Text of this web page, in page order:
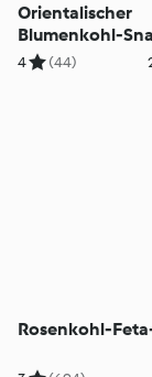
Orientalischer
Blumenkohl-
4 (44)
Rosenkohl-